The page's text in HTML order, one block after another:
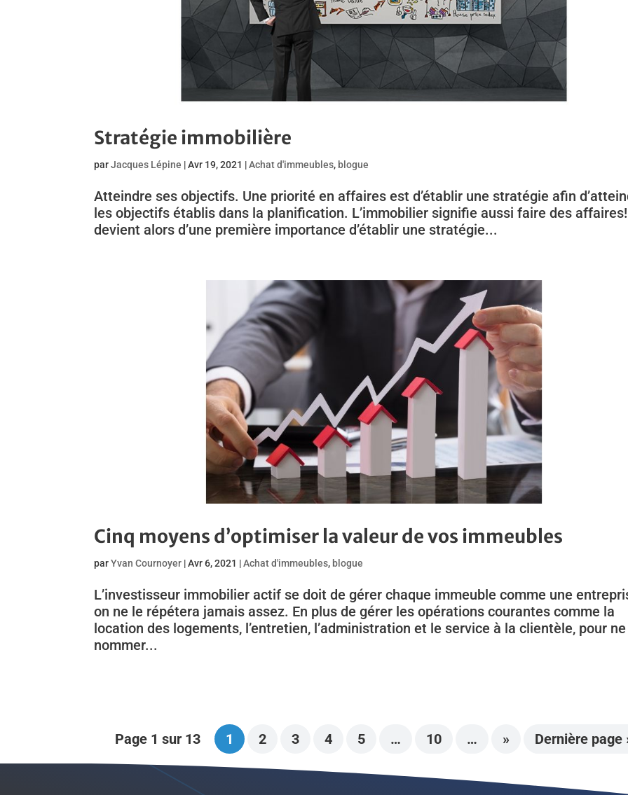
Stratégie immobilière
parJacques Lépine |Avr 19, 2021 |Achat d'immeubles, blogue
Atteindre ses objectifs. Une priorité en affaires est d’établir une stratégie afin
les objectifs établis dans la planification. L’immobilier signifie aussi faire des
devient alors d’une première importance d’établir une stratégie...
Cinq moyens d’optimiser la valeur de vos immeubles
parYvan Cournoyer |Avr 6, 2021 |Achat d'immeubles, blogue
L’investisseur immobilier actif se doit de gérer chaque immeuble comme une
on ne le répétera jamais assez. En plus de gérer les opérations courantes comme la
location des logements, l’entretien, l’administration et le service à la clientèle, pour ne
nommer...
Page 1 sur 13 1 2 3 4 5 … 10 … » Dernière page